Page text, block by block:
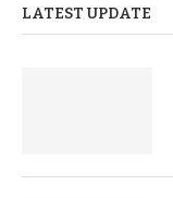
LATEST UPDATE